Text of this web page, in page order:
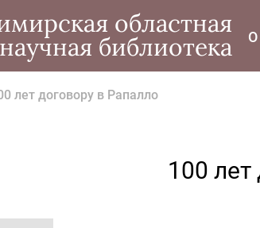
областная
научная библиотека
лет договору в Рапалло
100 лет